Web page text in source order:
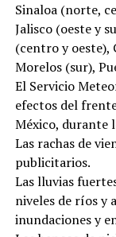
Sinaloa (norte,
Jalisco (oeste y
(centro y oeste),
Morelos (sur),
El Servicio
efectos del
México, durante
Las rachas de
publicitarios.
Las lluvias
niveles de ríos y
inundaciones y